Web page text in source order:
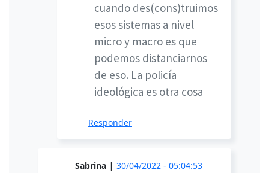
cuando des(cons)truimos
esos sistemas a nivel
micro y macro es que
podemos distanciarnos
de eso. La policía
ideológica es otra cosa
Responder
Sabrina | 30/04/2022 - 05:04:53